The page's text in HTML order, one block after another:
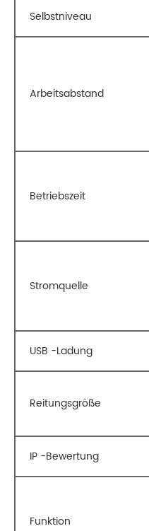
Selbstniveau
Arbeitsabstand
Betriebszeit
Stromquelle
USB -Ladung
Reitungsgröße
IP -Bewertung
Funktion